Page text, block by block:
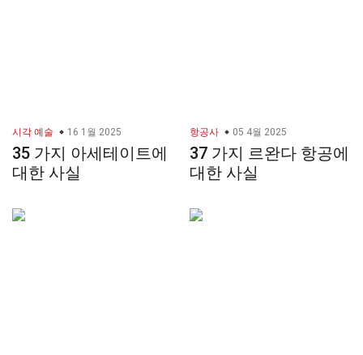
시각 예술 16 1월 2025
35 가지 아세테이트에
대한 사실
항공사 05 4월 2025
37 가지 르완다 항공에
대한 사실